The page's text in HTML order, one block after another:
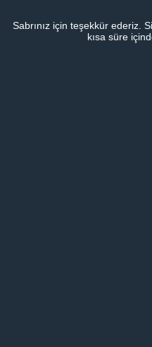
Sabrınız için teşekkür ederiz.
kısa süre